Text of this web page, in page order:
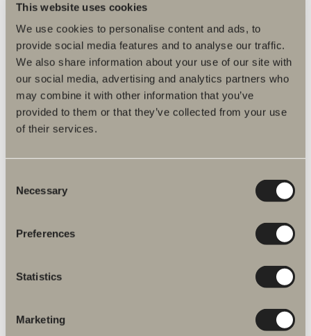
This website uses cookies
We use cookies to personalise content and ads, to
provide social media features and to analyse our traffic.
We also share information about your use of our site with
our social media, advertising and analytics partners who
may combine it with other information that you’ve
provided to them or that they’ve collected from your use
of their services.
Selection
Necessary
Preferences
Statistics
Marketing
Pris 1 250 kr
LÄGG I KUNDVAGNEN
Hitta återförsäljare
Produktfakta
Produktbeskrivning
Specifikation